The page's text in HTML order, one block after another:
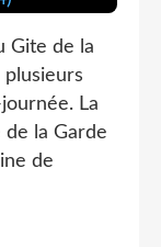
Gite de la
La
la Garde
de